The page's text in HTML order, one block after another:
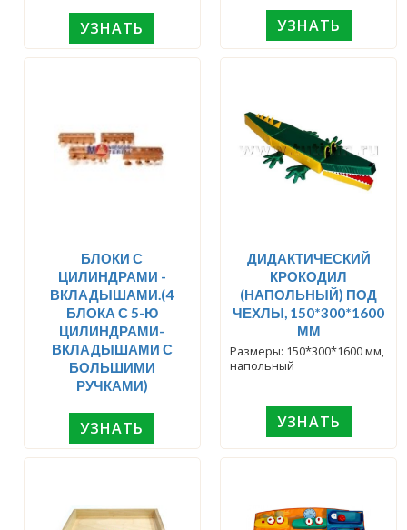
УЗНАТЬ УЗНАТЬ
БЛОКИ С
ЦИЛИНДРАМИ -
ВКЛАДЫШАМИ.(4
БЛОКА С 5-Ю
ЦИЛИНДРАМИ-
ВКЛАДЫШАМИ С
БОЛЬШИМИ
РУЧКАМИ)
УЗНАТЬ
ДИДАКТИЧЕСКИЙ
КРОКОДИЛ
(НАПОЛЬНЫЙ) ПОД
ЧЕХЛЫ, 150*300*1600
ММ
Размеры: 150*300*1600 мм,
напольный
УЗНАТЬ